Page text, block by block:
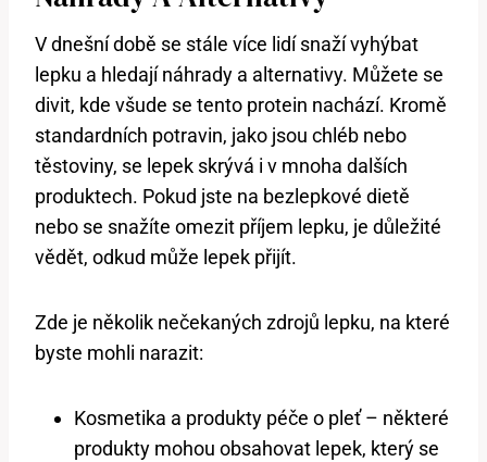
V dnešní době se stále více lidí snaží vyhýbat
lepku a hledají náhrady a alternativy. Můžete se
divit, kde všude se tento protein nachází. Kromě
standardních potravin, jako jsou chléb nebo
těstoviny, se lepek skrývá i v mnoha dalších
produktech. Pokud jste na bezlepkové dietě
nebo se snažíte omezit příjem lepku, je důležité
vědět, odkud může lepek přijít.
Zde je několik nečekaných zdrojů lepku, na které
byste mohli narazit:
Kosmetika a produkty péče o pleť – některé
produkty mohou obsahovat lepek, který se